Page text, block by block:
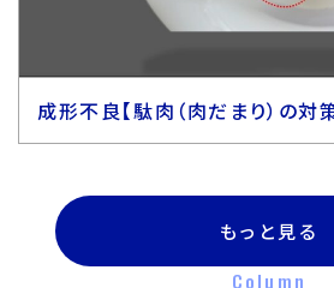
成形不良【駄肉（肉だまり）の対
もっと見る
Column